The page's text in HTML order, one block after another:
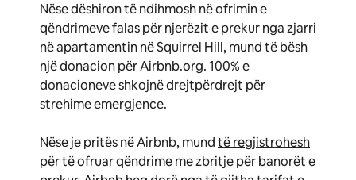
Nëse dëshiron të ndihmosh në ofrimin e
qëndrimeve falas për njerëzit e prekur nga zjarri
në apartamentin në Squirrel Hill, mund të bësh
një donacion për Airbnb.org. 100% e
donacioneve shkojnë drejtpërdrejt për
strehime emergjence.
Nëse je pritës në Airbnb, mundtë regjistrohesh
për të ofruar qëndrime me zbritje për banorët e